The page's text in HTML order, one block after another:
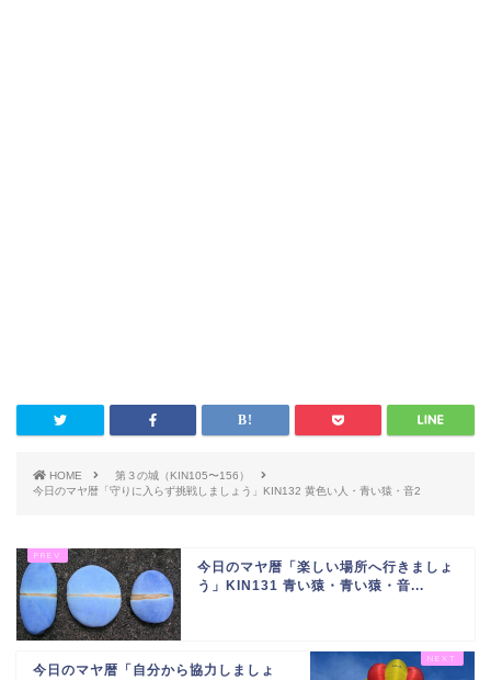
HOME
第３の城（KIN105〜156）
今日のマヤ暦「守りに入らず挑戦しましょう」KIN132 黄色い人・青い猿・音2
今日のマヤ暦「楽しい場所へ行きましょ
う」KIN131 青い猿・青い猿・音...
今日のマヤ暦「自分から協力しましょ